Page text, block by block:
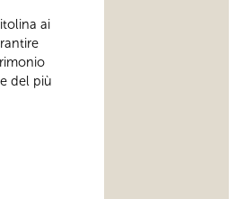
ai
del più